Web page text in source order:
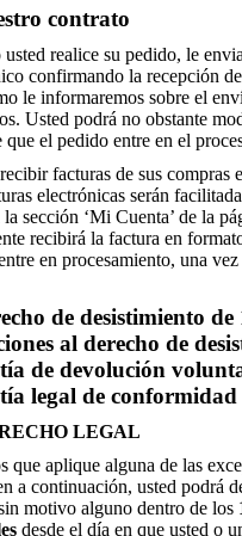
contrato
usted realice su pedido, le
confirmando la recepción
le informaremos sobre el
Usted podrá no obstante
que el pedido entre en el
facturas de sus compras
electrónicas serán
sección ‘Mi Cuenta’ de la
recibirá la factura en
en procesamiento, una
de desistimiento de
al derecho de
de devolución
legal de conformidad
LEGAL
que aplique alguna de las
a continuación, usted podrá
motivo alguno dentro de los
desde el día en que usted o